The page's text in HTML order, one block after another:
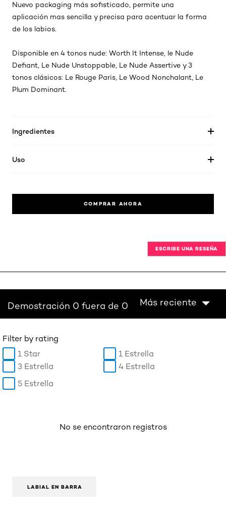
Nuevo packaging más sofisticado, permite una
aplicación mas sencilla y precisa para acentuar la forma
de los labios.
Disponible en 4 tonos nude: Worth It Intense, le Nude
Defiant, Le Nude Unstoppable, Le Nude Assertive y 3
tonos clásicos: Le Rouge Paris, Le Wood Nonchalant, Le
Plum Dominant.
Ingredientes
Uso
COMPRAR AHORA
ESCRIBE UNA RESEÑA
Demostración 0 fuera de 0 Más reciente
Filter by rating
1 Star
1 Estrella
3 Estrella
4 Estrella
5 Estrella
No se encontraron registros
LABIAL EN BARRA